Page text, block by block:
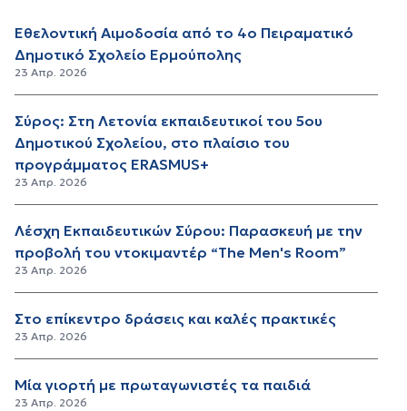
Εθελοντική Αιμοδοσία από το 4ο Πειραματικό
Δημοτικό Σχολείο Ερμούπολης
23 Απρ. 2026
Σύρος: Στη Λετονία εκπαιδευτικοί του 5ου
Δημοτικού Σχολείου, στο πλαίσιο του
προγράμματος ERASMUS+
23 Απρ. 2026
Λέσχη Εκπαιδευτικών Σύρου: Παρασκευή με την
προβολή του ντοκιμαντέρ “The Men's Room”
23 Απρ. 2026
Στο επίκεντρο δράσεις και καλές πρακτικές
23 Απρ. 2026
Μία γιορτή με πρωταγωνιστές τα παιδιά
23 Απρ. 2026